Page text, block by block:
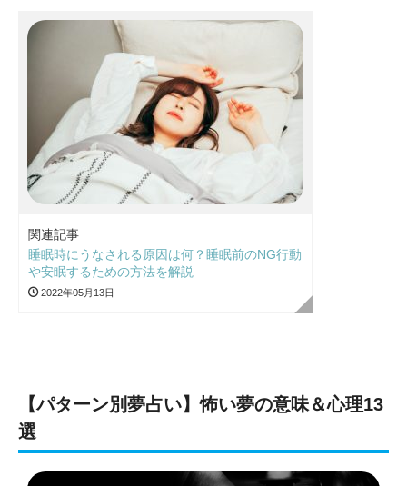
関連記事
睡眠時にうなされる原因は何？睡眠前のNG行動
や安眠するための方法を解説
2022年05月13日
【パターン別夢占い】怖い夢の意味＆心理13
選